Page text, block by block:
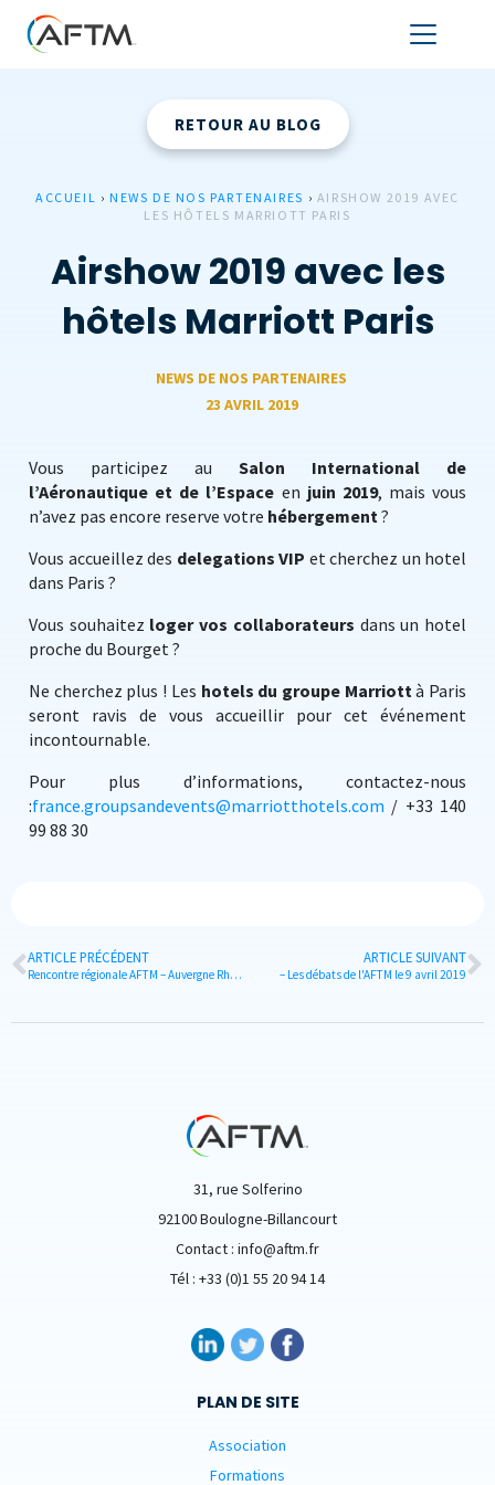
RETOUR AU BLOG
ACCUEIL › NEWS DE NOS PARTENAIRES › AIRSHOW 2019 AVEC
LES HÔTELS MARRIOTT PARIS
Airshow 2019 avec les
hôtels Marriott Paris
NEWS DE NOS PARTENAIRES
23 AVRIL 2019
Vous participez au Salon International de
l’Aéronautique et de l’Espace en juin 2019, mais vous
n’avez pas encore reserve votre hébergement?
Vous accueillez des delegations VIP et cherchez un hotel
dans Paris ?
Vous souhaitez loger vos collaborateurs dans un hotel
proche du Bourget ?
Ne cherchez plus ! Les hotels du groupe Marriottà Paris
seront ravis de vous accueillir pour cet événement
incontournable.
Pour plus d’informations, contactez-nous
:france.groupsandevents@marriotthotels.com / +33 140
99 88 30
ARTICLE PRÉCÉDENT
Rencontre régionale AFTM – Auvergne Rhône-Alpes le 26.03.2019
ARTICLE SUIVANT
– Les débats de l'AFTM le 9 avril 2019
31, rue Solferino
92100 Boulogne-Billancourt
Contact : info@aftm.fr
Tél : +33 (0)1 55 20 94 14
PLAN DE SITE
Association
Formations